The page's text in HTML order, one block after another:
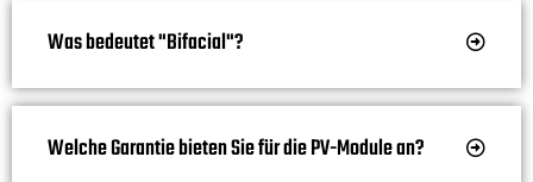
Was bedeutet "Bifacial"?
Welche Garantie bieten Sie für die PV-Module an?